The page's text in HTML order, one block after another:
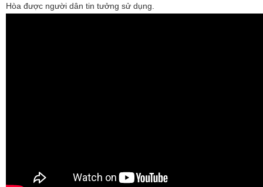
Hòa được người dân tin tưởng sử dụng.